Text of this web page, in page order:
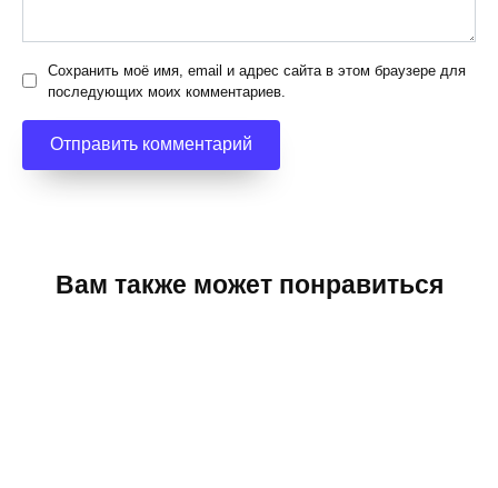
Сохранить моё имя, email и адрес сайта в этом браузере для
последующих моих комментариев.
Вам также может понравиться